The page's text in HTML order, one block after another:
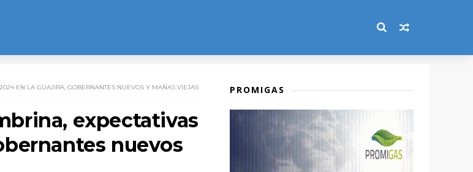
EN LA GUAJIRA, GOBERNANTES NUEVOS Y MAÑAS VIEJAS
expectativas
nuevos
PROMIGAS